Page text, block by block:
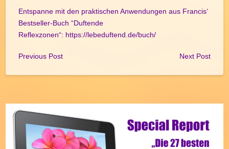
Entspanne mit den praktischen Anwendungen aus Francis‘
Bestseller-Buch “Duftende
Reflexzonen“: https://lebeduftend.de/buch/
Previous Post Next Post